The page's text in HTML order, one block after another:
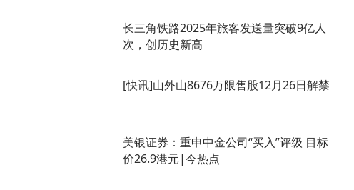
长三角铁路2025年旅客发送量突破9亿人
次，创历史新高
[快讯]山外山8676万限售股12月26日解禁
美银证券：重申中金公司“买入”评级 目标
价26.9港元|今热点